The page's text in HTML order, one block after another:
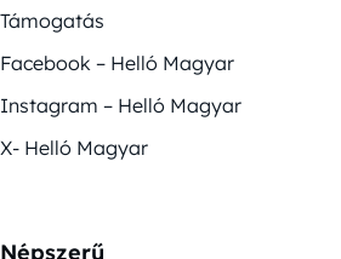
Támogatás
Facebook – Helló Magyar
Instagram – Helló Magyar
X- Helló Magyar
Népszerű